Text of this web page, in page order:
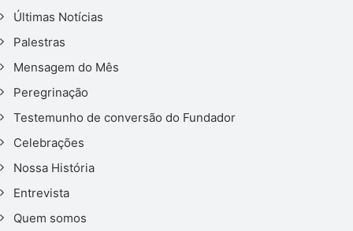
Últimas Notícias
Palestras
Mensagem do Mês
Peregrinação
Testemunho de conversão do Fundador
Celebrações
Nossa História
Entrevista
Quem somos